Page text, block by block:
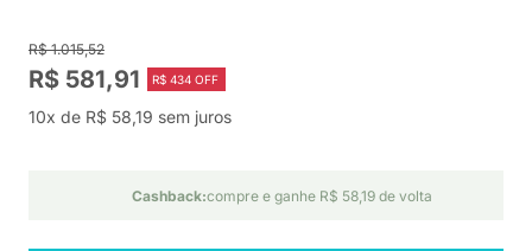
R$ 1.015,52
R$ 581,91 R$ 434 OFF
10x de R$ 58,19 sem juros
Cashback:compre e ganhe R$ 58,19 de volta